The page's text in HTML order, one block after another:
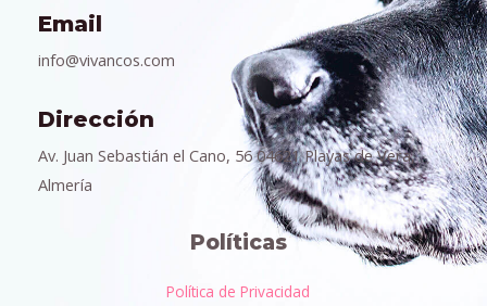
Email
info@vivancos.com
Dirección
Av. Juan Sebastián el Cano, 56 04621 Playas de Vera,
Almería
Políticas
Política de Privacidad